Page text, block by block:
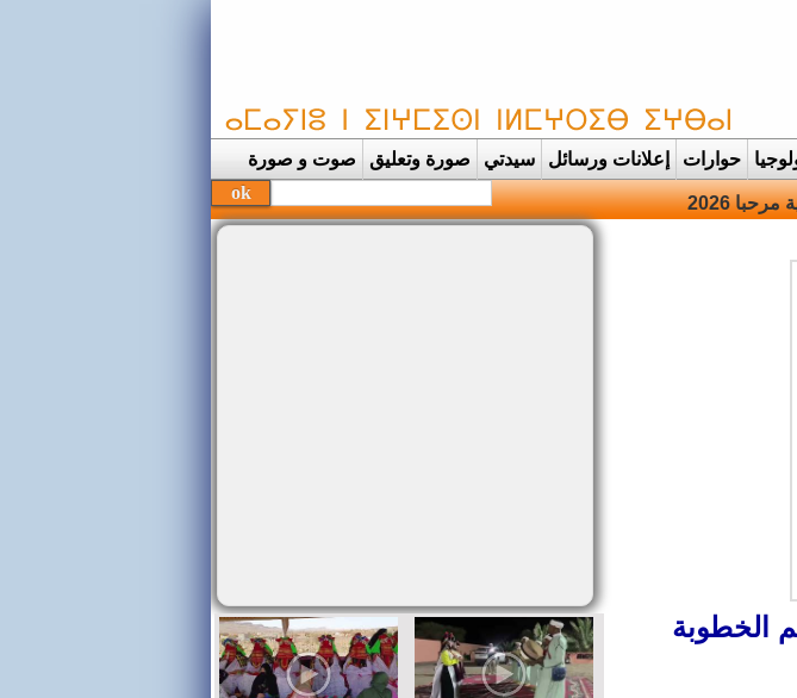
حوارات إعلانات ورسائل سيدتي صورة وتعليق صوت و صورة
الخطوبة